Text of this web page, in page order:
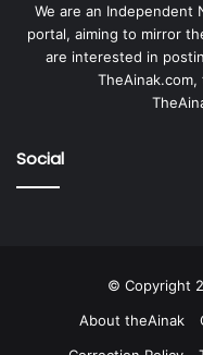
We are an Independent
portal, aiming to mirror
are interested in
Social
© Copyright
About theAinak